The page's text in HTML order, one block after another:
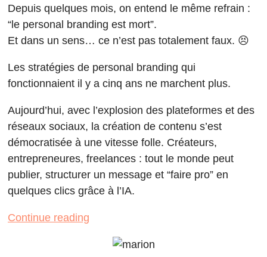
Depuis quelques mois, on entend le même refrain :
“le personal branding est mort”.
Et dans un sens… ce n’est pas totalement faux. 😣
Les stratégies de personal branding qui
fonctionnaient il y a cinq ans ne marchent plus.
Aujourd’hui, avec l’explosion des plateformes et des
réseaux sociaux, la création de contenu s’est
démocratisée à une vitesse folle. Créateurs,
entrepreneures, freelances : tout le monde peut
publier, structurer un message et “faire pro” en
quelques clics grâce à l’IA.
Continue reading